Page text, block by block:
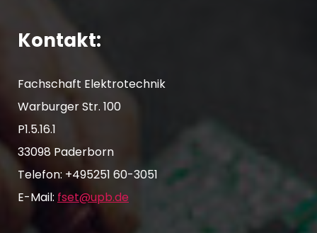
Kontakt:
Fachschaft Elektrotechnik
Warburger Str. 100
P1.5.16.1
33098 Paderborn
Telefon: +495251 60-3051
E-Mail: fset@upb.de